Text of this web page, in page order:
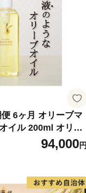
6ヶ月 オリーブマ
イル 200ml オリー
ケア 化粧用 油 オリ
94,000円